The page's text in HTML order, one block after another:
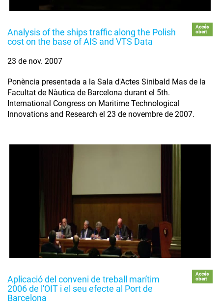
Analysis of the ships traffic along the Polish
cost on the base of AIS and VTS Data
Accés
obert
23 de nov. 2007
Ponència presentada a la Sala d'Actes Sinibald Mas de la
Facultat de Nàutica de Barcelona durant el 5th.
International Congress on Maritime Technological
Innovations and Research el 23 de novembre de 2007.
Aplicació del conveni de treball marítim
2006 de l'OIT i el seu efecte al Port de
Barcelona
Accés
obert